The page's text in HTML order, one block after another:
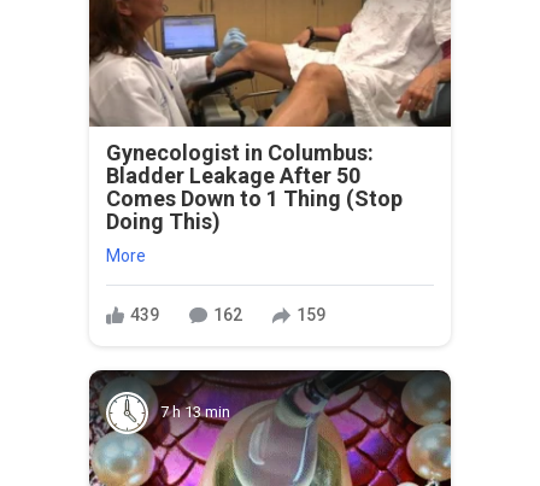
Gynecologist in Columbus:
Bladder Leakage After 50
Comes Down to 1 Thing (Stop
Doing This)
More
439 162 159
7 h 13 min